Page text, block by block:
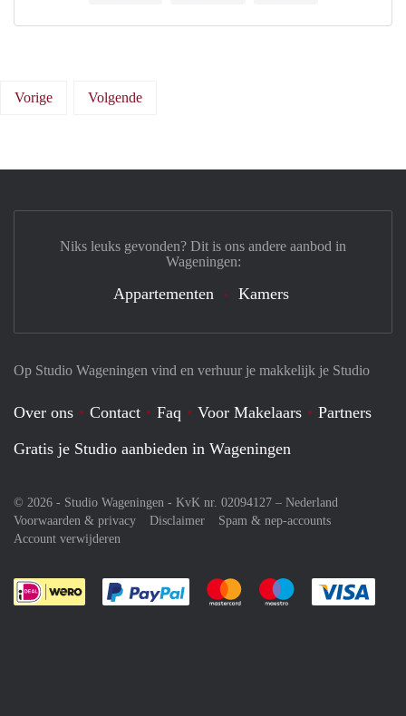
Vorige Volgende
Op Studio Wageningen vind en verhuur je makkelijk je Studio
Over ons Contact Faq Voor Makelaars
Partners
Gratis je Studio aanbieden in Wageningen
© 2026 - Studio Wageningen - KvK nr. 02094127 – Nederland
Voorwaarden & privacy
Disclaimer
Spam & nep-accounts
Account verwijderen
Je rekent gemakkelijk af met Paypal
Je rekent gemakkelijk af met
Je rekent
Niks leuks gevonden? Dit is ons andere aanbod in
Wageningen:
Appartementen Kamers